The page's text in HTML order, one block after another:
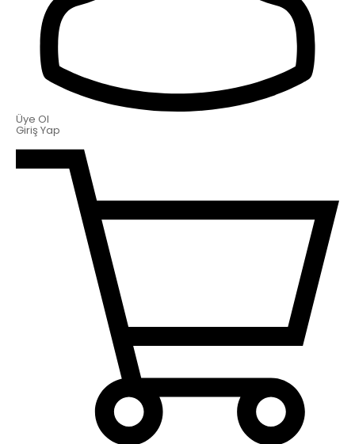
Üye Ol
Giriş Yap